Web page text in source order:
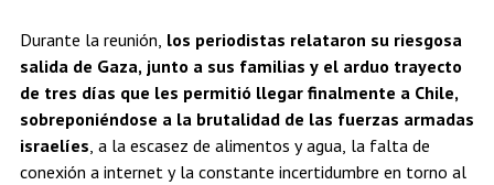
Durante la reunión, los periodistas relataron su riesgosa
salida de Gaza, junto a sus familias y el arduo trayecto
de tres días que les permitió llegar finalmente a Chile,
sobreponiéndose a la brutalidad de las fuerzas armadas
israelíes, a la escasez de alimentos y agua, la falta de
conexión a internet y la constante incertidumbre en torno al